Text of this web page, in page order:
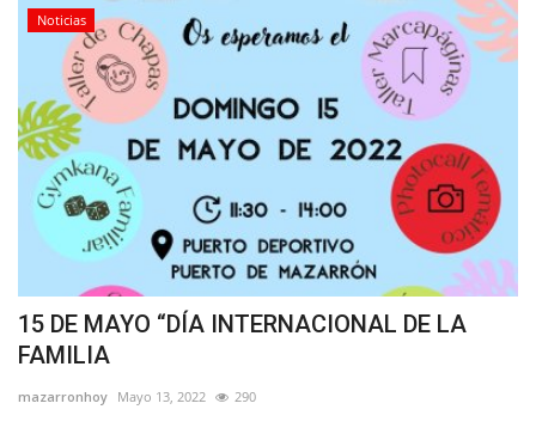
Noticias
15 DE MAYO “DÍA INTERNACIONAL DE LA
FAMILIA
mazarronhoy Mayo 13, 2022 290